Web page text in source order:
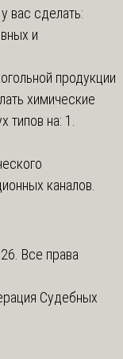
вас сделать:
и
продукции
химические
типов на: 1.
каналов.
Все права
Судебных